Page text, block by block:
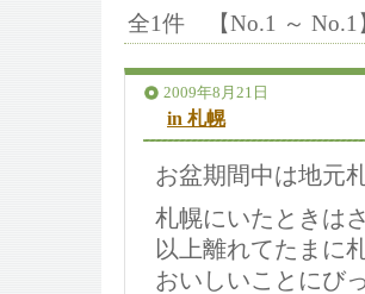
全1件 【No.1 ～ No.1
2009年8月21日
in 札幌
お盆期間中は地元
札幌にいたときは
以上離れてたまに
おいしいことにび